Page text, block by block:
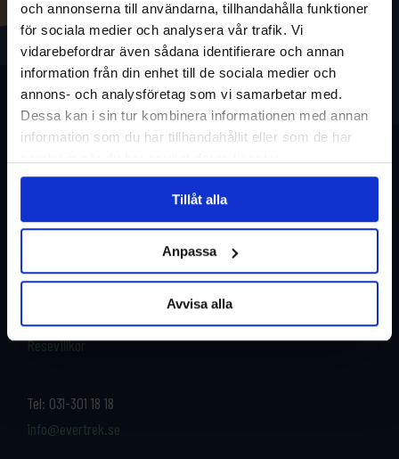
och annonserna till användarna, tillhandahålla funktioner
för sociala medier och analysera vår trafik. Vi
vidarebefordrar även sådana identifierare och annan
information från din enhet till de sociala medier och
annons- och analysföretag som vi samarbetar med.
Dessa kan i sin tur kombinera informationen med annan
information som du har tillhandahållit eller som de har
Tillåt alla
Anpassa
Avvisa alla
Tel: 031-301 18 18
info@evertrek.se
Restyper
Om oss
Resevillkor
Boka och res tryggt med
EverTrek
Grupp & Konferens
Kontakta oss